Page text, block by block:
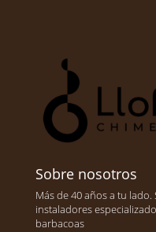
Sobre nosotros
Más de 40 años a tu
instaladores
barbacoas